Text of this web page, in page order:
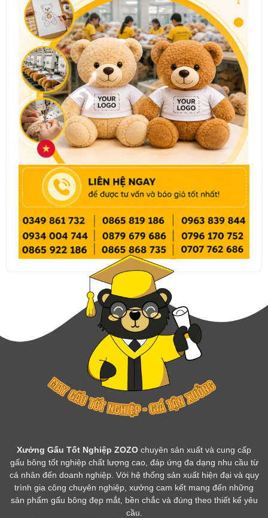
Xưởng Gấu Tốt Nghiệp ZOZO chuyên sản xuất và cung cấp
gấu bông tốt nghiệp chất lượng cao, đáp ứng đa dạng nhu cầu từ
cá nhân đến doanh nghiệp. Với hệ thống sản xuất hiện đại và quy
trình gia công chuyên nghiệp, xưởng cam kết mang đến những
sản phẩm gấu bông đẹp mắt, bền chắc và đúng theo thiết kế yêu
cầu.